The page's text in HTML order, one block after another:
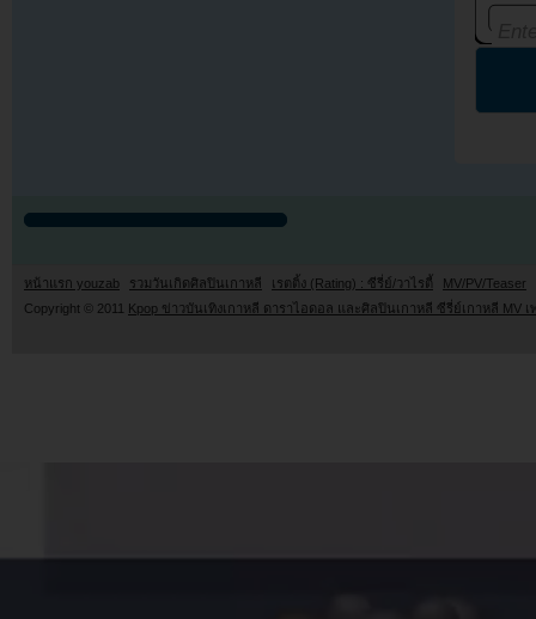
หน้าแรก youzab รวมวันเกิดศิลปินเกาหลี เรตติ้ง (Rating) : ซีรี่ย์/วาไรตี้
MV/PV/Teaser
Copyright © 2011
Kpop ข่าวบันเทิงเกาหลี ดาราไอดอล และศิลปินเกาหลี ซีรี่ย์เกาหลี MV